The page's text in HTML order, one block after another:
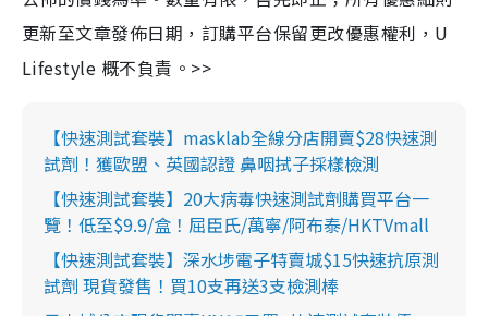
更新至文章發佈日期，訂購平台保留更改優惠權利，U
Lifestyle 概不負責。>>
【快速測試套裝】masklab全線分店開賣$28快速測
試劑！獲歐盟、英國認證 鼻咽拭子採樣檢測
【快速測試套裝】20大病毒快速測試劑購買平台一
覽！低至$9.9/盒！屈臣氏/萬寧/阿布泰/HKTVmall
【快速測試套裝】深水埗電子特賣城$15快速抗原測
試劑 現貨發售！買10支再送3支檢測棒